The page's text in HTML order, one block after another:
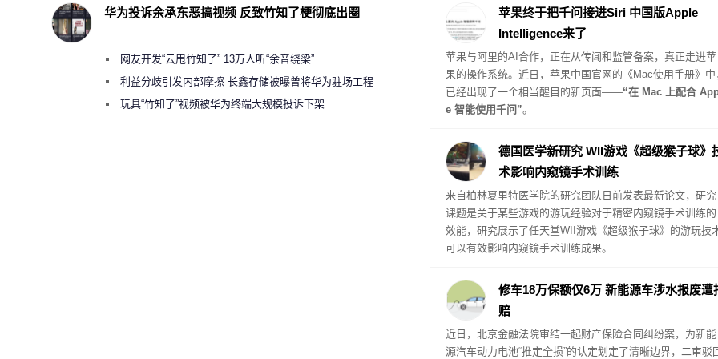
苹果终于把千问接进Siri 中国版Apple
Intelligence来了
苹果与阿里的AI合作，正在从传闻和监管备案，真正走进苹
果的操作系统。近日，苹果中国官网的《Mac使用手册》中
已经出现了一个相当醒目的新页面——“在 Mac 上配合
e 智能使用千问”。
德国医学新研究 WII游戏《超级猴子球》
术影响内窥镜手术训练
来自柏林夏里特医学院的研究团队日前发表最新论文，研究
课题是关于某些游戏的游玩经验对于精密内窥镜手术训练的
效能，研究展示了任天堂WII游戏《超级猴子球》的游玩技
可以有效影响内窥镜手术训练成果。
修车18万保额仅6万 新能源车涉水报废遭
赔
近日，北京金融法院审结一起财产保险合同纠纷案，为新能
源汽车动力电池“推定全损”的认定划定了清晰边界，二审驳
华为投诉余承东恶搞视频 反致竹知了梗彻底出圈
网友开发“云甩竹知了” 13万人听“余音绕梁”
利益分歧引发内部摩擦 长鑫存储被曝曾将华为驻场工程
师驱逐出研发基地
玩具“竹知了”视频被华为终端大规模投诉下架